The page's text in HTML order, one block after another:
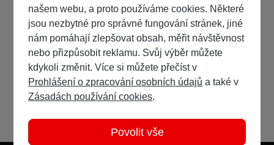
našem webu, a proto používáme cookies. Některé
jsou nezbytné pro správné fungování stránek, jiné
nám pomáhají zlepšovat obsah, měřit návštěvnost
nebo přizpůsobit reklamu. Svůj výběr můžete
kdykoli změnit. Více si můžete přečíst v
Prohlášení o zpracování osobních údajů a také v
Zásadách používání cookies.
Povolit vše